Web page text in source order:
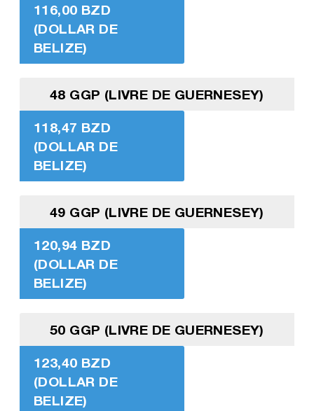
116,00 BZD
(DOLLAR DE
BELIZE)
48 GGP (LIVRE DE GUERNESEY)
118,47 BZD
(DOLLAR DE
BELIZE)
49 GGP (LIVRE DE GUERNESEY)
120,94 BZD
(DOLLAR DE
BELIZE)
50 GGP (LIVRE DE GUERNESEY)
123,40 BZD
(DOLLAR DE
BELIZE)